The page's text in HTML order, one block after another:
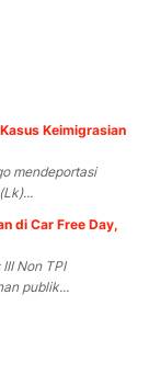
Keimigrasian
mendeportasi
di Car Free Day,
Non TPI
publik...